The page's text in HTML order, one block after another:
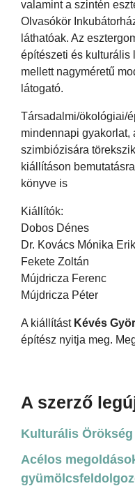
valamint a szintén
Olvasókör
láthatóak. Az
építészeti és kulturális
mellett nagyméretű
látogató.
Társadalmi/ökológiai/
mindennapi gyakorlat,
szimbiózisára
kiállításon
könyve is
Kiállítók:
Dobos Dénes
Dr. Kovács Mónika
Fekete Zoltán
Mújdricza Ferenc
Mújdricza Péter
A kiállítást Kévés
építész nyitja meg.
A szerző
Kulturális
Acélos